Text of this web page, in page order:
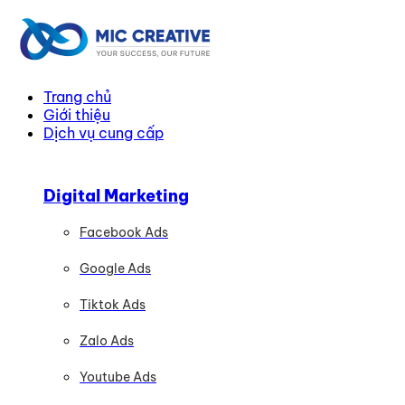
Trang chủ
Giới thiệu
Dịch vụ cung cấp
Digital Marketing
Facebook Ads
Google Ads
Tiktok Ads
Zalo Ads
Youtube Ads